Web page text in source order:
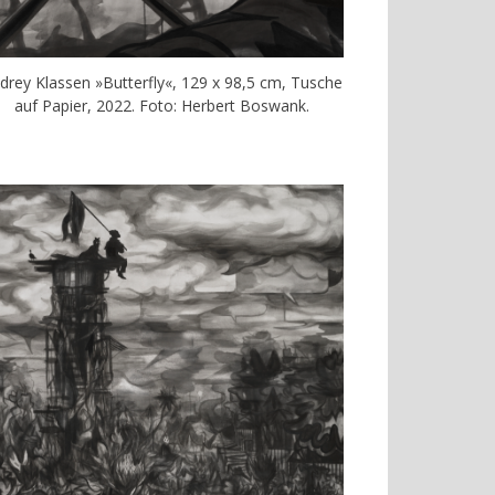
Klassen »Butterfly«, 129 x 98,5 cm, Tusche
auf Papier, 2022. Foto: Herbert Boswank.